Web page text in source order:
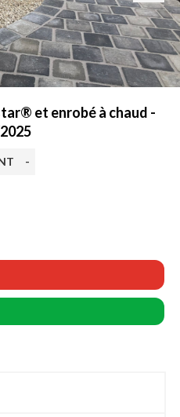
et enrobé à chaud -
-